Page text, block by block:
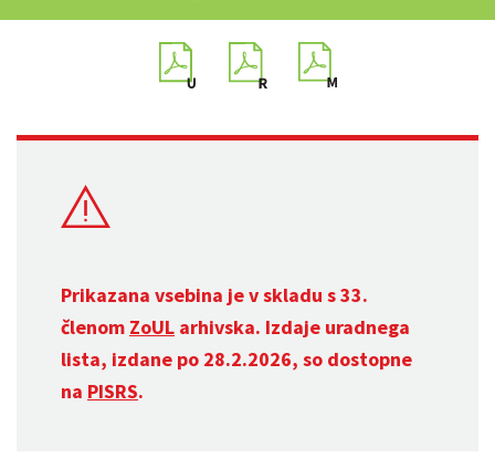
Prikazana vsebina je v skladu s 33.
členom ZoUL arhivska. Izdaje uradnega
lista, izdane po 28.2.2026, so dostopne
na PISRS.